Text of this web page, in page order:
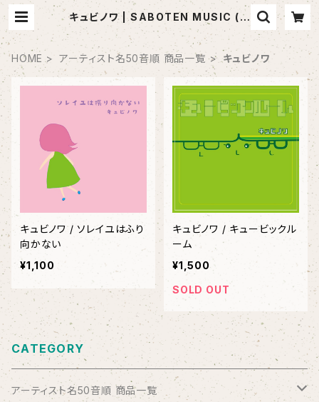
キュビノワ | SABOTEN MUSIC (セ
レクトCDショップ)
HOME アーティスト名50音順 商品一覧 キュビノワ
キュビノワ / ソレイユはふり
向かない
¥1,100
キュビノワ / キュービックル
ーム
¥1,500
SOLD OUT
CATEGORY
アーティスト名50音順 商品一覧